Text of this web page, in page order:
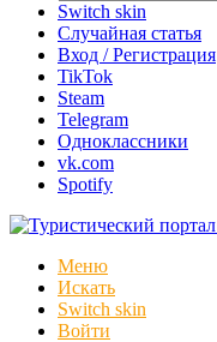
Switch skin
Случайная статья
Вход / Регистрация
TikTok
Steam
Telegram
Одноклассники
vk.com
Spotify
Меню
Искать
Switch skin
Войти